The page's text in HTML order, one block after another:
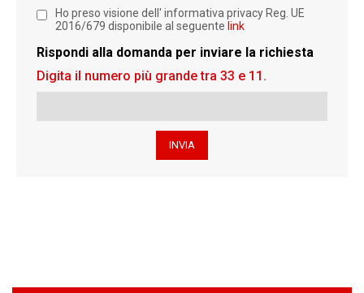
Ho preso visione dell' informativa privacy Reg. UE
2016/679 disponibile al seguente link
Rispondi alla domanda per inviare la richiesta
Digita il numero più grande tra 33 e 11.